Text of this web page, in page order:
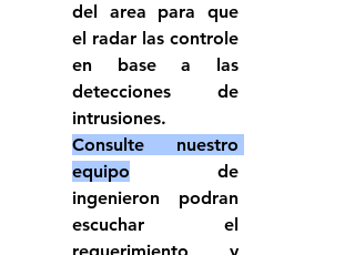
del area para que
el radar las controle
en base a las
detecciones de
intrusiones.
Consulte nuestro
equipo de
ingenieron podran
escuchar el